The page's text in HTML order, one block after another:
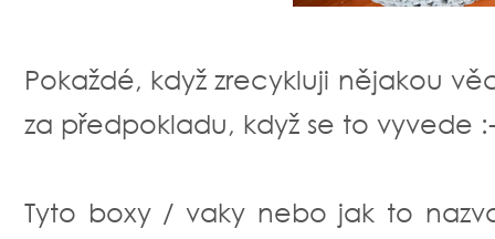
Pokaždé, když zrecykluji nějakou
za předpokladu, když se to vyvede
Tyto boxy / vaky nebo jak to